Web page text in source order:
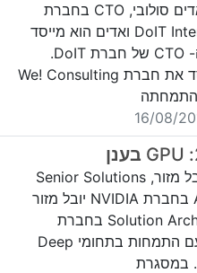
אורחנו: ואדים סולובי, CTO בחברת
DoIT International ואדים הוא מייסד
משותף וה- CTO של חברת DoIT.
בעברו ייסד את חברת We! Consulting
אורחנו: יובל מזור, Senior Solutions
Architect בחברת NVIDIA יובל מזור
הוא Solution Architect בחברת
NVidia, עם התמחות בתחומי Deep